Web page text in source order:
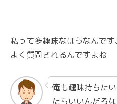
私って多趣味なほうなんで
よく質問されるんですよね
俺も趣味持ちた
たらいいんだろ